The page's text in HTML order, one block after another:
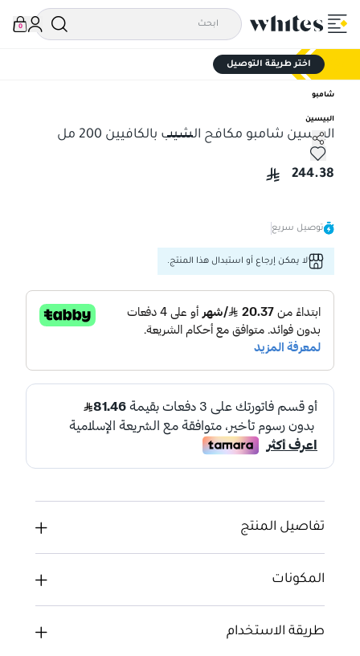
0
اختر طريقة التوصيل
شامبو
البيسين
البيسين شامبو مكافح الشيب بالكافيين 200 مل
البيسين شامبو مكافح الشيب بالكافيين 200 مل
244.38
توصيل سريع
لا يمكن إرجاع أو استبدال هذا المنتج.
تفاصيل المنتج
المكونات
طريقة الاستخدام